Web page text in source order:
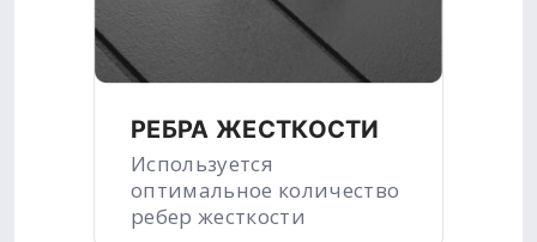
РЕБРА ЖЕСТКОСТИ
Используется
оптимальное количество
ребер жесткости